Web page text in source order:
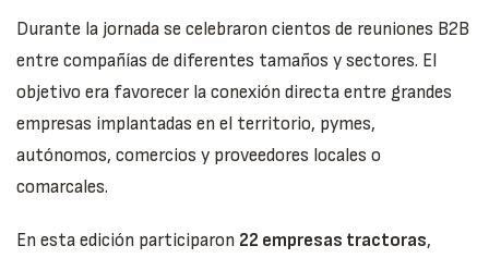
Durante la jornada se celebraron cientos de reuniones B2B
entre compañías de diferentes tamaños y sectores. El
objetivo era favorecer la conexión directa entre grandes
empresas implantadas en el territorio, pymes,
autónomos, comercios y proveedores locales o
comarcales.
En esta edición participaron 22 empresas tractoras,